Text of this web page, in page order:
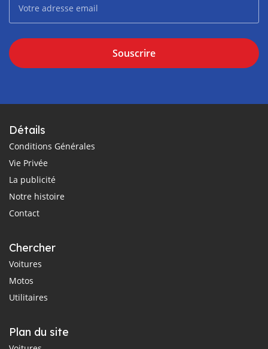
Souscrire
Détails
Conditions Générales
Vie Privée
La publicité
Notre histoire
Contact
Chercher
Voitures
Motos
Utilitaires
Plan du site